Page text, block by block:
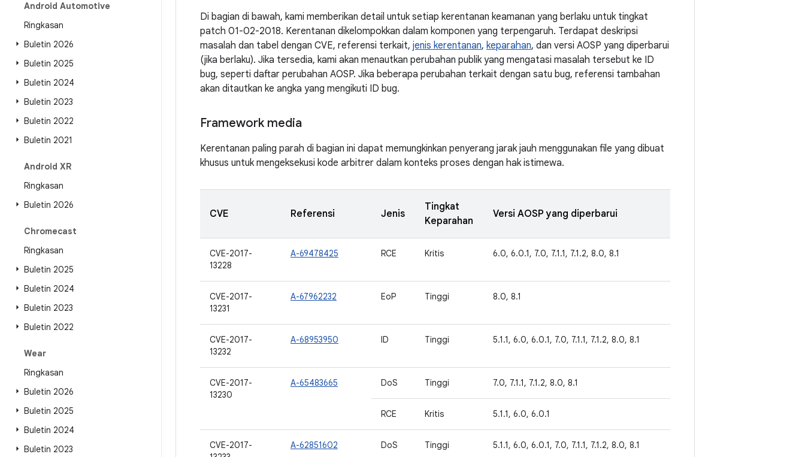
Android Automotive
Ringkasan
Buletin 2026
Buletin 2025
Buletin 2024
Buletin 2023
Buletin 2022
Buletin 2021
Android XR
Ringkasan
Buletin 2026
Chromecast
Ringkasan
Buletin 2025
Buletin 2024
Buletin 2023
Buletin 2022
Wear
Ringkasan
Buletin 2026
Buletin 2025
Buletin 2024
Buletin 2023
Di bagian di bawah, kami memberikan detail untuk setiap kerentanan keamanan yang berlaku untuk tingkat
patch 01-02-2018. Kerentanan dikelompokkan dalam komponen yang terpengaruh. Terdapat deskripsi
masalah dan tabel dengan CVE, referensi terkait, jenis kerentanan, keparahan, dan versi AOSP yang diperbarui
(jika berlaku). Jika tersedia, kami akan menautkan perubahan publik yang mengatasi masalah tersebut ke ID
bug, seperti daftar perubahan AOSP. Jika beberapa perubahan terkait dengan satu bug, referensi tambahan
akan ditautkan ke angka yang mengikuti ID bug.
Framework media
Kerentanan paling parah di bagian ini dapat memungkinkan penyerang jarak jauh menggunakan file yang dibuat
khusus untuk mengeksekusi kode arbitrer dalam konteks proses dengan hak istimewa.
CVE Referensi Jenis
Tingkat
Keparahan
Versi AOSP yang diperbarui
CVE-2017-
13228
A-69478425 RCE Kritis 6.0, 6.0.1, 7.0, 7.1.1, 7.1.2, 8.0, 8.1
CVE-2017-
13231
A-67962232 EoP Tinggi 8.0, 8.1
CVE-2017-
13232
A-68953950 ID Tinggi 5.1.1, 6.0, 6.0.1, 7.0, 7.1.1, 7.1.2, 8.0, 8.1
CVE-2017-
13230
A-65483665 DoS Tinggi 7.0, 7.1.1, 7.1.2, 8.0, 8.1
RCE Kritis 5.1.1, 6.0, 6.0.1
CVE-2017-
A-62851602 DoS Tinggi 5.1.1, 6.0, 6.0.1, 7.0, 7.1.1, 7.1.2, 8.0, 8.1